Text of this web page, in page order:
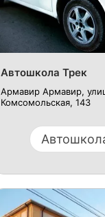
Автошкола Трек
Армавир Армавир,
Комсомольская, 143